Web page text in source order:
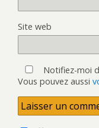
Site web
Notifiez-moi
Vous pouvez aussi